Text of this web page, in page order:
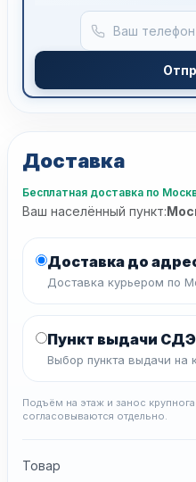
Доставка
Бесплатная доставка по
Ваш населённый пункт:
Доставка до
Доставка курьером по
Пункт выдачи
Выбор пункта выдачи на
Подъём на этаж и занос
согласовываются отдельно.
Товар